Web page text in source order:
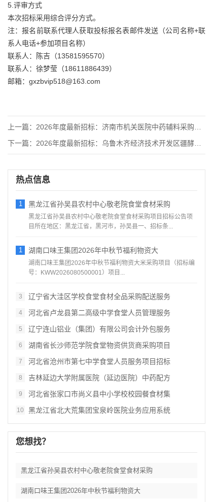
5.评审方式
本次招标采用综合评分方式。
注：报名前联系代理人获取投标报名表邮件发送（公司名称+联
系人电话+参加项目名称）
联系人：陈吉（13581595570）
联系人：徐梦莹（18611886439）
邮箱：gxzbvip518@163.com
上一篇： 2026年度最新招标：济南市机关医院中药辅料采购项目竞争性磋
下一篇： 2026年度最新招标：乌鲁木齐经济技术开发区疆酵文化产业园基
热点信息
1 黑龙江省孙吴县农村中心敬老院食堂食材采购
黑龙江省孙吴县农村中心敬老院食堂食材采购项目招标公告项
目所在地区：黑龙江省，黑河市，孙吴县一、招标条...
1 湖南口味王集团2026年中秋节福利物资大
湖南口味王集团2026年中秋节福利物资大米采购项目（招标编
号：KWW2026080500001）项目...
3 辽宁省大洼区学校食堂食材全品采购配送服务
4 河北省卢龙县第二高级中学食堂人员管理服务
5 辽宁连山铝业（集团）有限公司会计外包服务
6 湖南省长沙师范学院食堂物资供货商采购项目
7 河北省沧州市第七中学食堂人员服务项目招标
8 吉林延边大学附属医院（延边医院）中药配方
9 河北省张家口市尚义县中小学校校园餐食材集
10 黑龙江省北大荒集团宝泉岭医院业务应用系统
您想找？
黑龙江省孙吴县农村中心敬老院食堂食材采购
湖南口味王集团2026年中秋节福利物资大